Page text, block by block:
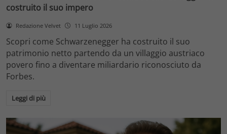
costruito il suo impero
Redazione Velvet 11 Luglio 2026
Scopri come Schwarzenegger ha costruito il suo
patrimonio netto partendo da un villaggio austriaco
povero fino a diventare miliardario riconosciuto da
Forbes.
Leggi di più